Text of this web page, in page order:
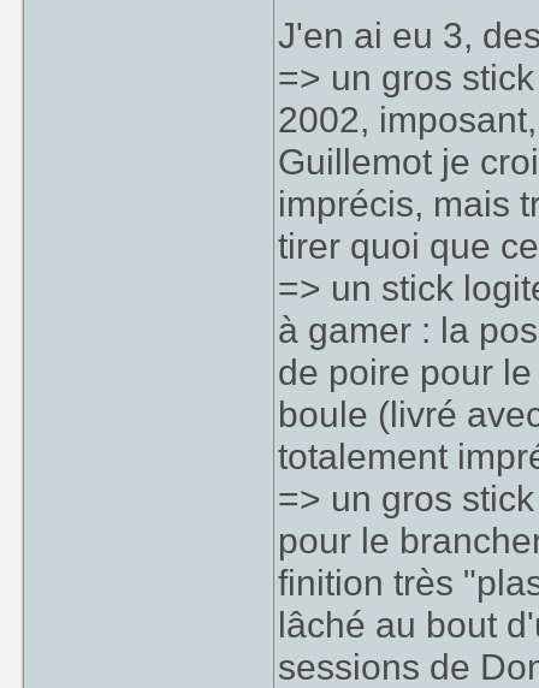
J'en ai eu 3,
=> un gros
2002,
Guillemot je
imprécis, mais
tirer quoi que
=> un stick
à gamer : la
de poire pour
boule (livré
totalement
=> un gros
pour le
finition très
lâché au bout
sessions de